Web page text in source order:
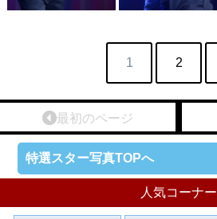
1 2
最初のページ
特選スター写真TOPへ
人気コーナー